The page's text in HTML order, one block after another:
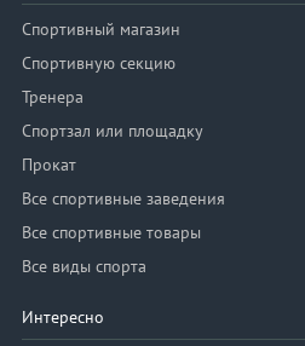
Спортивный магазин
Спортивную секцию
Тренера
Спортзал или площадку
Прокат
Все спортивные заведения
Все спортивные товары
Все виды спорта
Интересно